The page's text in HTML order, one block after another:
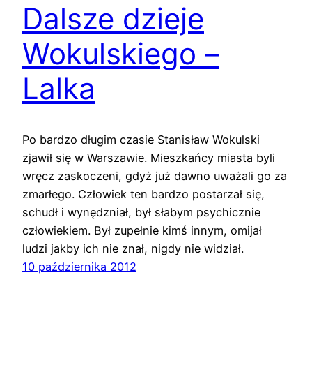
Dalsze dzieje
Wokulskiego –
Lalka
Po bardzo długim czasie Stanisław Wokulski
zjawił się w Warszawie. Mieszkańcy miasta byli
wręcz zaskoczeni, gdyż już dawno uważali go za
zmarłego. Człowiek ten bardzo postarzał się,
schudł i wynędzniał, był słabym psychicznie
człowiekiem. Był zupełnie kimś innym, omijał
ludzi jakby ich nie znał, nigdy nie widział.
10 października 2012